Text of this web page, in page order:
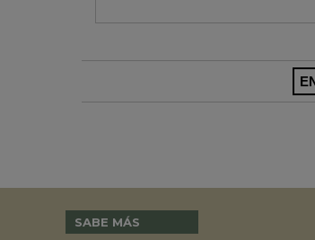
SABE MÁS